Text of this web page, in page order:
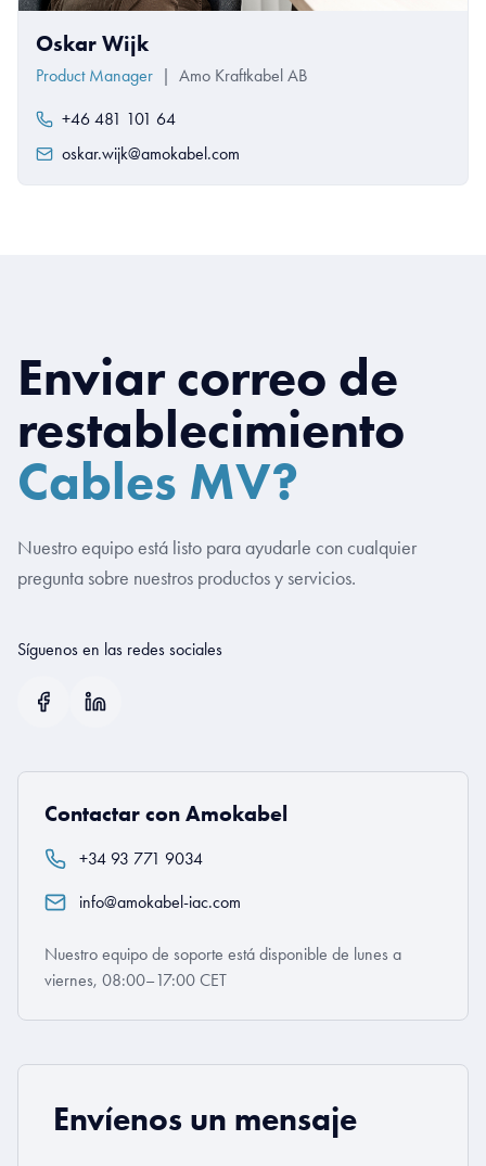
Oskar Wijk
Product Manager Amo Kraftkabel AB
+46 481 101 64
oskar.wijk@amokabel.com
Enviar correo de
restablecimiento
Cables MV?
Nuestro equipo está listo para ayudarle con cualquier
pregunta sobre nuestros productos y servicios.
Síguenos en las redes sociales
Contactar con Amokabel
+34 93 771 9034
info@amokabel-iac.com
Nuestro equipo de soporte está disponible de lunes a
viernes, 08:00–17:00 CET
Envíenos un mensaje